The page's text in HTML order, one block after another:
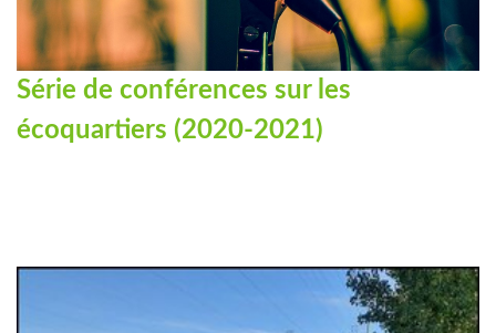
Série de conférences sur les
écoquartiers (2020-2021)